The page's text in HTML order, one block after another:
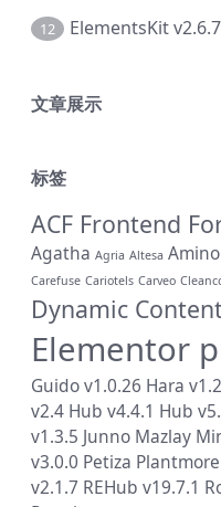
12 ElementsKit
文章展示
标签
ACF Frontend
Agatha Agria Altesa Amino
Carefuse Cariotels Carveo
Dynamic
Elementor
Guido v1.0.26 Hara v1.2
v2.4 Hub v4.4.1 Hub
v1.3.5 Junno Mazlay
v3.0.0 Petiza Plantmore
v2.1.7 REHub v19.7.1